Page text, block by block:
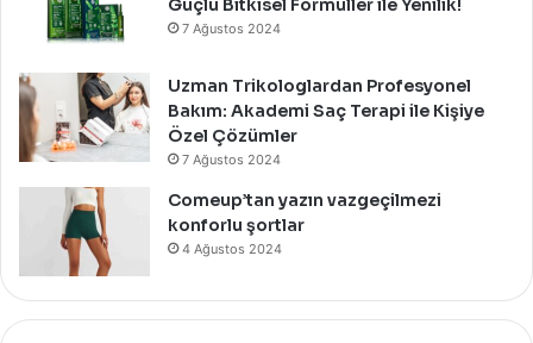
Güçlü Bitkisel Formüller ile Yenilik!
7 Ağustos 2024
Uzman Trikologlardan Profesyonel
Bakım: Akademi Saç Terapi ile Kişiye
Özel Çözümler
7 Ağustos 2024
Comeup’tan yazın vazgeçilmezi
konforlu şortlar
4 Ağustos 2024